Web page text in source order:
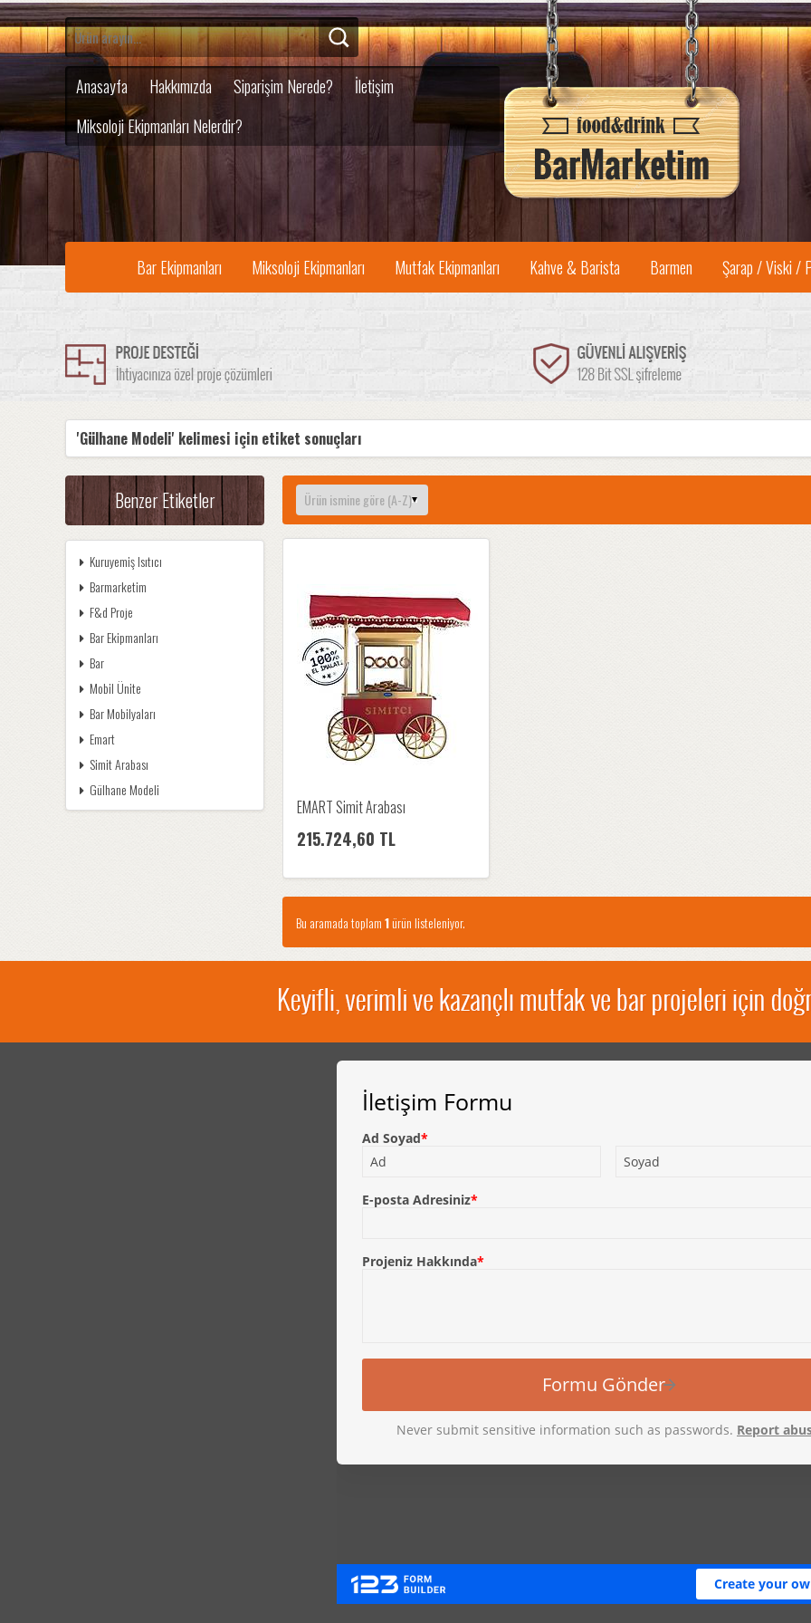
Anasayfa Hakkımızda Siparişim Nerede?
İletişim
Miksoloji Ekipmanları Nelerdir?
Bar Ekipmanları Miksoloji Ekipmanları Mutfak Ekipmanları Kahve & Barista Barmen Şarap / Viski /
'Gülhane Modeli' kelimesi için etiket sonuçları
Benzer Etiketler
Kuruyemiş Isıtıcı
Barmarketim
F&d Proje
Bar Ekipmanları
Bar
Mobil Ünite
Bar Mobilyaları
Emart
Simit Arabası
Gülhane Modeli
EMART Simit Arabası
215.724,60 TL
Bu aramada toplam1ürün listeleniyor.